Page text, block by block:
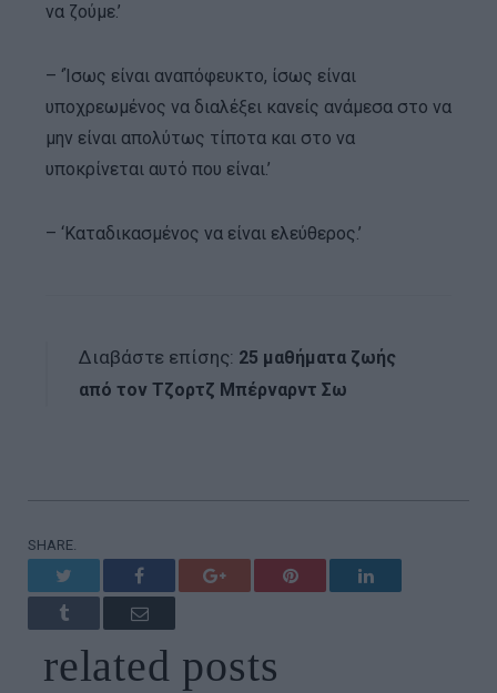
να ζούμε.’
– ‘Ίσως είναι αναπόφευκτο, ίσως είναι
υποχρεωμένος να διαλέξει κανείς ανάμεσα στο να
μην είναι απολύτως τίποτα και στο να
υποκρίνεται αυτό που είναι.’
– ‘Καταδικασμένος να είναι ελεύθερος.’
Διαβάστε επίσης: 25 μαθήματα ζωής
από τον Τζορτζ Μπέρναρντ Σω
SHARE.
Facebook Google+ Pinterest LinkedIn
Tumblr Email
related posts